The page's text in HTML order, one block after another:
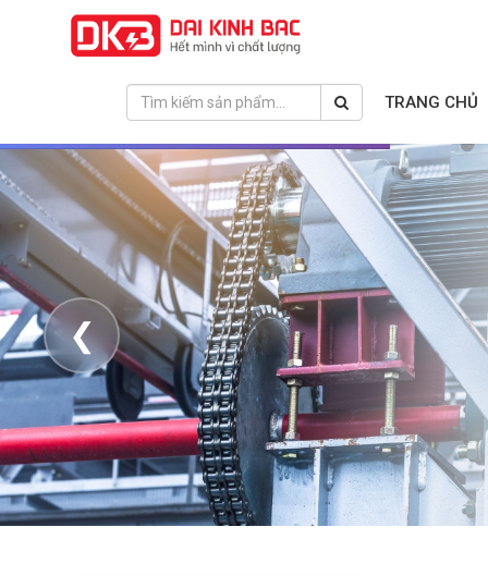
TRANG CHỦ
❮